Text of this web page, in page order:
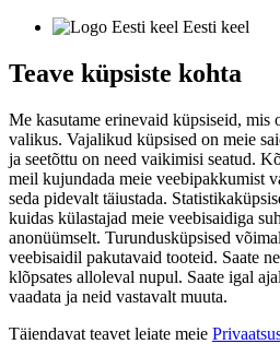
Eesti keel
Teave küpsiste kohta
Me kasutame erinevaid küpsiseid, mis
valikus. Vajalikud küpsised on meie
ja seetõttu on need vaikimisi seatud.
meil kujundada meie veebipakkumist
seda pidevalt täiustada.
kuidas külastajad meie veebisaidiga
anonüümselt. Turundusküpsised
veebisaidil pakutavaid tooteid. Saate
klõpsates alloleval nupul. Saate igal
vaadata ja neid vastavalt muuta.
Täiendavat teavet leiate meie